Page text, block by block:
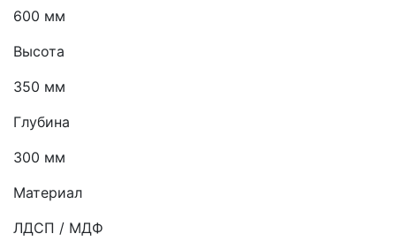
600 мм
Высота
350 мм
Глубина
300 мм
Материал
ЛДСП / МДФ